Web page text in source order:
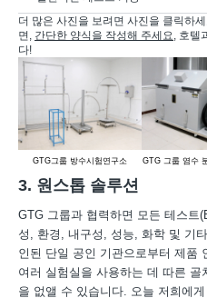
더 많은 사진을 보려면 사진을 클릭하
면, 간단한 양식을 작성해 주세요, 호텔
다!
GTG그룹 방수시험연구소 GTG 그룹 염수
3. 원스톱 솔루션
GTG 그룹과 협력하면 모든 테스트
성, 환경, 내구성, 성능, 화학 및 기
인된 단일 공인 기관으로부터 제품
여러 실험실을 사용하는 데 따른
을 없앨 수 있습니다. 오늘 저희에